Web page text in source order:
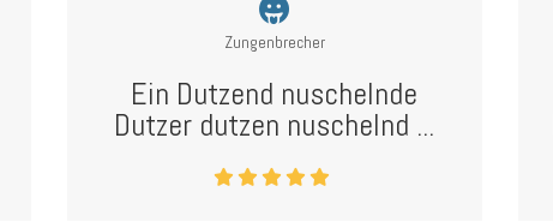
Zungenbrecher
Ein Dutzend nuschelnde
Dutzer dutzen nuschelnd ...